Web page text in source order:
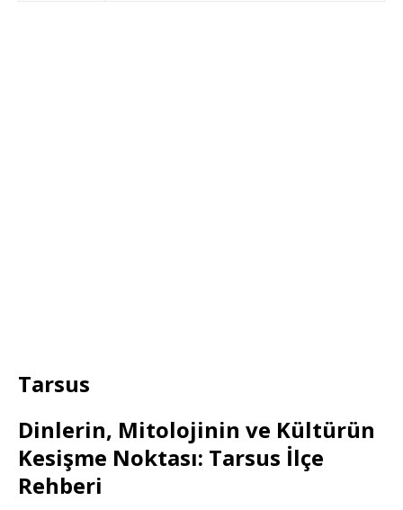
Tarsus
Dinlerin, Mitolojinin ve Kültürün
Kesişme Noktası: Tarsus İlçe
Rehberi